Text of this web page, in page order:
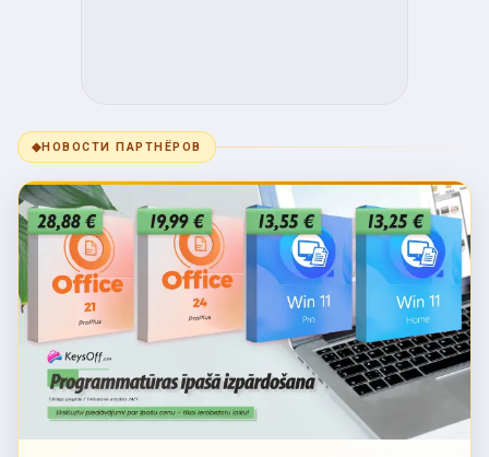
◆НОВОСТИ ПАРТНЁРОВ